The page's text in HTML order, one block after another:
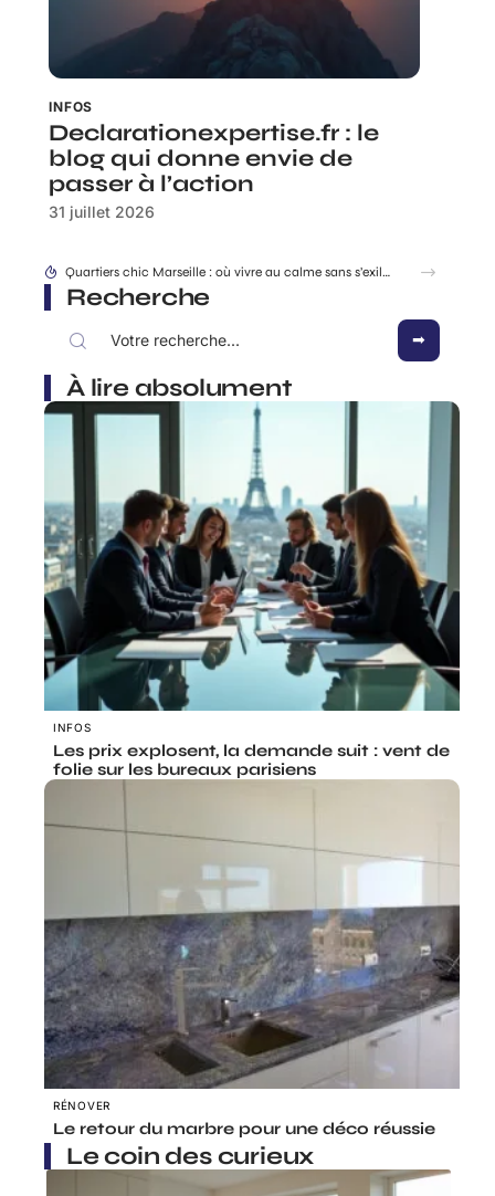
INFOS
Declarationexpertise.fr : le
blog qui donne envie de
passer à l’action
31 juillet 2026
Location EDF changement après séparation ou divorce, comment s’y prendre ?
Recherche
À lire absolument
INFOS
Les prix explosent, la demande suit : vent de
folie sur les bureaux parisiens
RÉNOVER
Le retour du marbre pour une déco réussie
Le coin des curieux